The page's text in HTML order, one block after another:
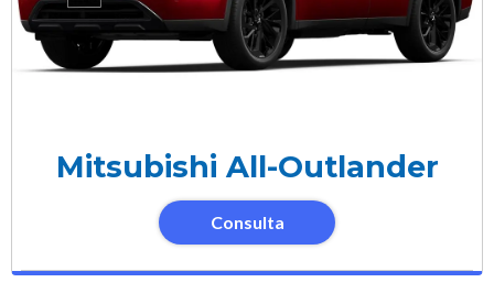
Mitsubishi All-Outlander
Consulta